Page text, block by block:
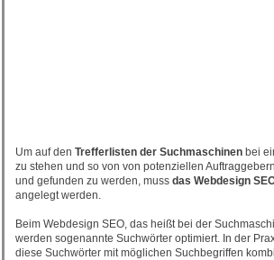
Um auf den Trefferlisten der Suchmaschinen bei
zu stehen und so von von potenziellen
und gefunden zu werden, muss das Webdesign
angelegt werden.
Beim Webdesign SEO, das heißt bei der
werden sogenannte Suchwörter optimiert. In der
diese Suchwörter mit möglichen Suchbegriffen